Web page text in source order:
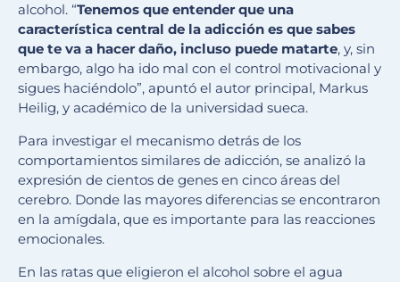
alcohol. “Tenemos que entender que una
característica central de la adicción es que sabes
que te va a hacer daño, incluso puede matarte, y, sin
embargo, algo ha ido mal con el control motivacional y
sigues haciéndolo”, apuntó el autor principal, Markus
Heilig, y académico de la universidad sueca.
Para investigar el mecanismo detrás de los
comportamientos similares de adicción, se analizó la
expresión de cientos de genes en cinco áreas del
cerebro. Donde las mayores diferencias se encontraron
en la amígdala, que es importante para las reacciones
emocionales.
En las ratas que eligieron el alcohol sobre el agua